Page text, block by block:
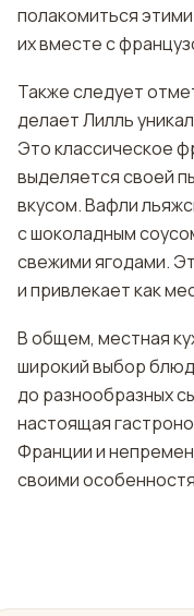
полакомиться
их вместе с
Также следует
делает Лилль
Это классическое
выделяется своей
вкусом. Вафли
с шоколадным
свежими ягодами.
и привлекает как
В общем, местная
широкий выбор
до разнообразных
настоящая
Франции и
своими